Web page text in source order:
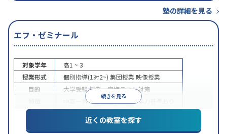
塾の詳細を見る
エフ・ゼミナール
続きを見る
対象学年
高1 ~ 3
授業形式
個別指導(1対2~) 集団授業映像授業
目的
大学受験授業・定期テスト対策
中高一貫校生に対応入塾に学力基準あり
近くの教室を探す